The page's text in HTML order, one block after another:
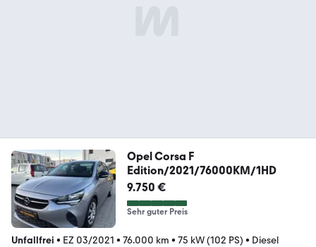
Opel Corsa F
Edition/2021/76000KM/1HD
9.750 €
Sehr guter Preis
Unfallfrei • EZ 03/2021 • 76.000 km • 75 kW (102 PS) • Diesel